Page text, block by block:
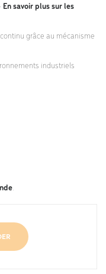
En savoir plus sur les
grâce au mécanisme
industriels
.